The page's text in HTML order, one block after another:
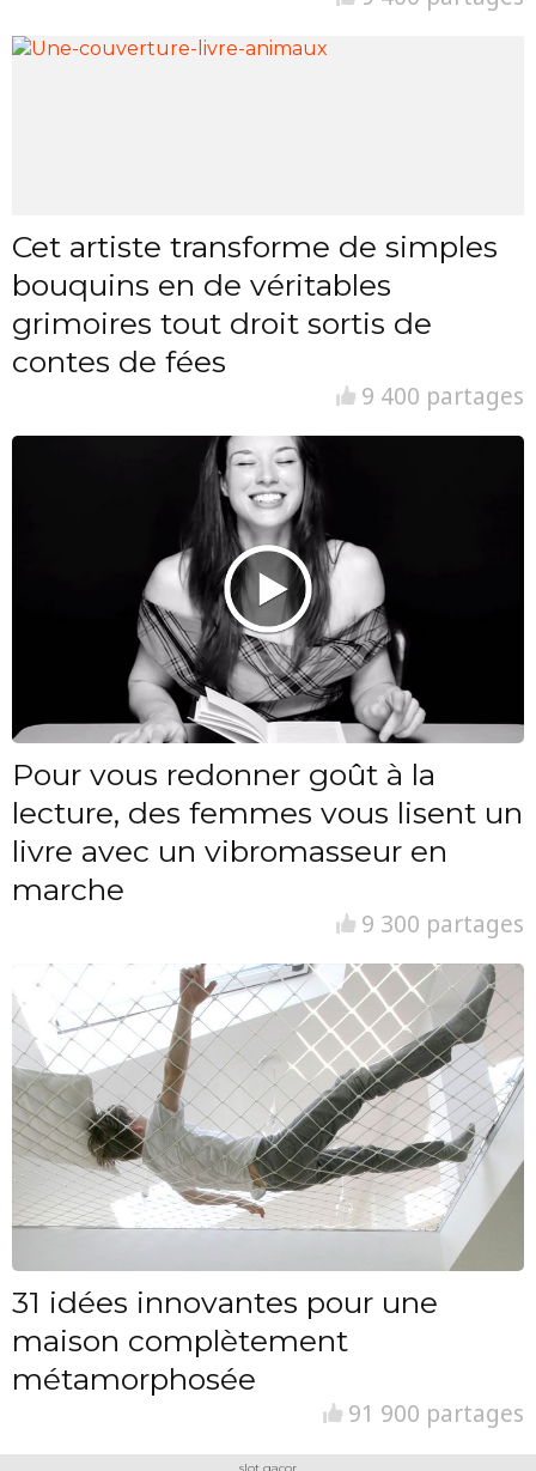
Cet artiste transforme de simples
bouquins en de véritables
grimoires tout droit sortis de
contes de fées
9 400 partages
Pour vous redonner goût à la
lecture, des femmes vous lisent un
livre avec un vibromasseur en
marche
9 300 partages
31 idées innovantes pour une
maison complètement
métamorphosée
91 900 partages
slot gacor